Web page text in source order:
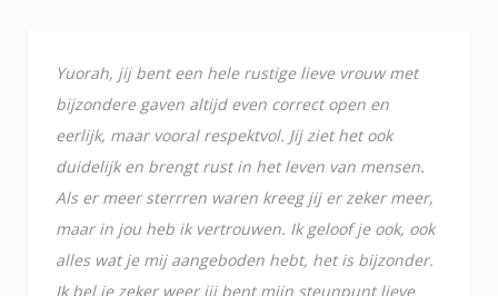
Yuorah, jij bent een hele rustige lieve vrouw met
bijzondere gaven altijd even correct open en
eerlijk, maar vooral respektvol. Jij ziet het ook
duidelijk en brengt rust in het leven van mensen.
Als er meer sterrren waren kreeg jij er zeker meer,
maar in jou heb ik vertrouwen. Ik geloof je ook, ook
alles wat je mij aangeboden hebt, het is bijzonder.
Ik bel je zeker weer jij bent mijn steunpunt lieve